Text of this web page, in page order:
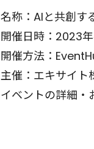
名称：AIと共創
開催日時：2023
開催方法：
主催：エキサイト
イベントの詳細・